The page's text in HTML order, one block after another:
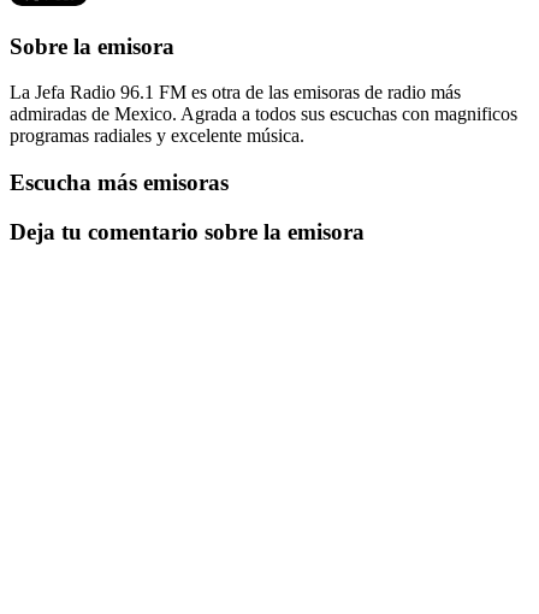
Sobre la emisora
La Jefa Radio 96.1 FM es otra de las emisoras de radio más
admiradas de Mexico. Agrada a todos sus escuchas con magnificos
programas radiales y excelente música.
Escucha más emisoras
Deja tu comentario sobre la emisora